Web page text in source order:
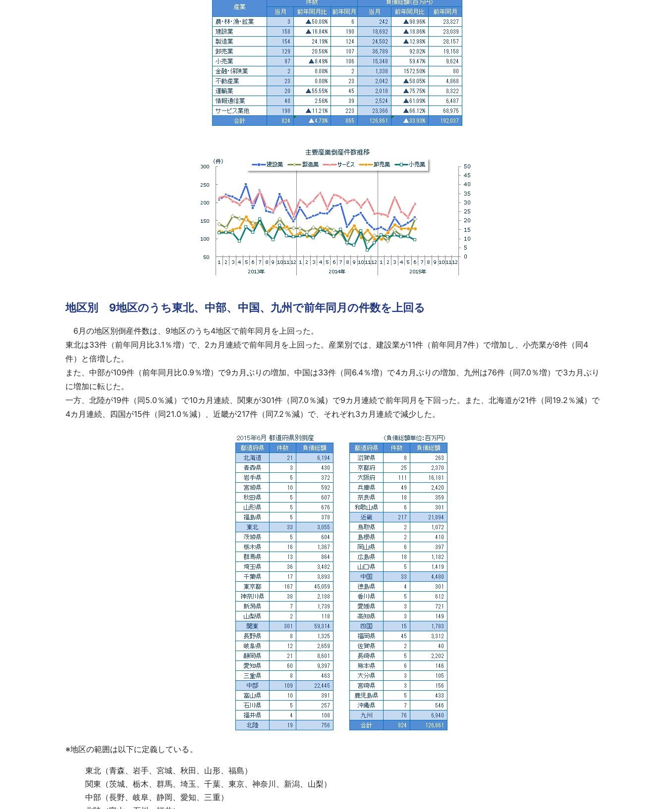
地区別 9地区のうち東北、中部、中国、九州で前年同月の件数を上回る
6月の地区別倒産件数は、9地区のうち4地区で前年同月を上回った。
東北は33件（前年同月比3.1％増）で、2カ月連続で前年同月を上回った。産業別では、建設業が11件（前年同月7件）で増加し、小売業が8件（同4
件）と倍増した。
また、中部が109件（前年同月比0.9％増）で9カ月ぶりの増加。中国は33件（同6.4％増）で4カ月ぶりの増加、九州は76件（同7.0％増）で3カ月ぶり
に増加に転じた。
一方、北陸が19件（同5.0％減）で10カ月連続、関東が301件（同7.0％減）で9カ月連続で前年同月を下回った。また、北海道が21件（同19.2％減）で
4カ月連続、四国が15件（同21.0％減）、近畿が217件（同7.2％減）で、それぞれ3カ月連続で減少した。
※地区の範囲は以下に定義している。
東北（青森、岩手、宮城、秋田、山形、福島）
関東（茨城、栃木、群馬、埼玉、千葉、東京、神奈川、新潟、山梨）
中部（長野、岐阜、静岡、愛知、三重）